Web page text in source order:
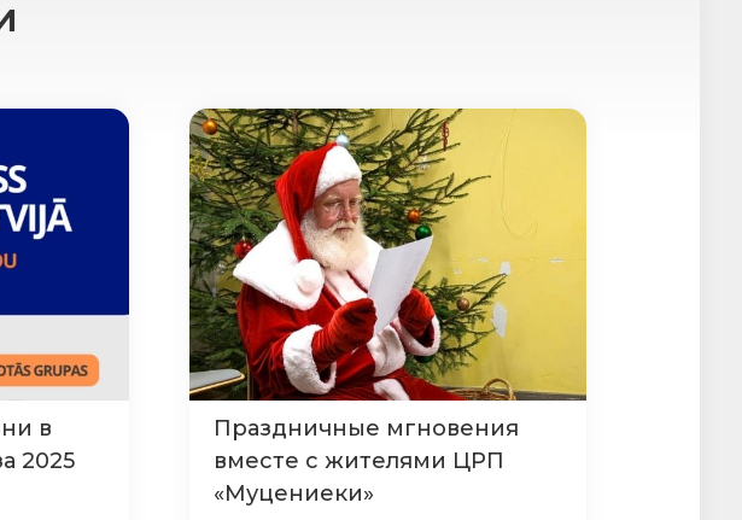
в
2025
Праздничные мгновения
вместе с жителями ЦРП
«Муцениеки»